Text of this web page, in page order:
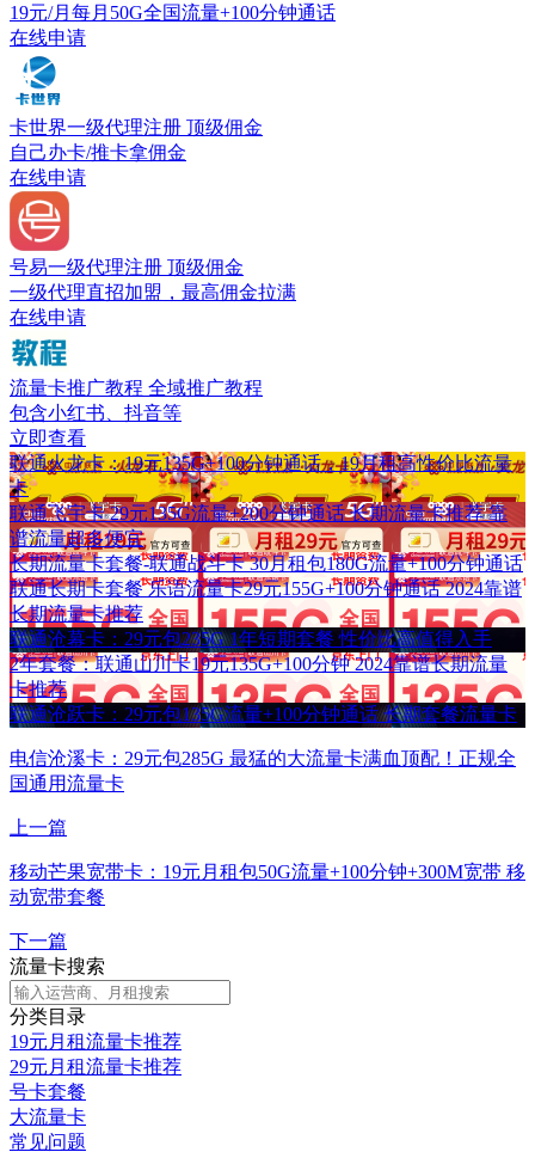
19元/月每月50G全国流量+100分钟通话
在线申请
卡世界一级代理注册 顶级佣金
自己办卡/推卡拿佣金
在线申请
号易一级代理注册 顶级佣金
一级代理直招加盟，最高佣金拉满
在线申请
流量卡推广教程 全域推广教程
包含小红书、抖音等
立即查看
联通火龙卡：19元135G+100分钟通话，19月租高性价比流量
卡
联通飞宇卡 29元135G流量+200分钟通话 长期流量卡推荐 靠
谱流量超多便宜
长期流量卡套餐-联通战斗卡 30月租包180G流量+100分钟通话
联通长期卡套餐 乐语流量卡29元155G+100分钟通话 2024靠谱
长期流量卡推荐
联通沧幕卡：29元包235G 1年短期套餐 性价比高值得入手
2年套餐：联通山川卡19元135G+100分钟 2024靠谱长期流量
卡推荐
联通沧跃卡：29元包135G流量+100分钟通话 长期套餐流量卡
电信沧溪卡：29元包285G 最猛的大流量卡满血顶配！正规全
国通用流量卡
上一篇
移动芒果宽带卡：19元月租包50G流量+100分钟+300M宽带 移
动宽带套餐
下一篇
流量卡搜索
分类目录
19元月租流量卡推荐
29元月租流量卡推荐
号卡套餐
大流量卡
常见问题